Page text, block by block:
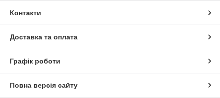
Контакти
Доставка та оплата
Графік роботи
Повна версія сайту